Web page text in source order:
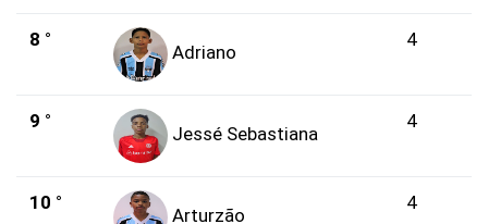
8 °
Adriano
4
9 °
Jessé Sebastiana
4
10 °
Arturzão
4